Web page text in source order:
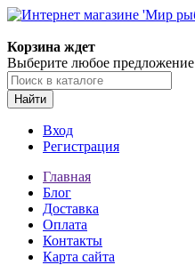
Корзина ждет
Выберите любое предложение
Найти
Вход
Регистрация
Главная
Блог
Доставка
Оплата
Контакты
Карта сайта